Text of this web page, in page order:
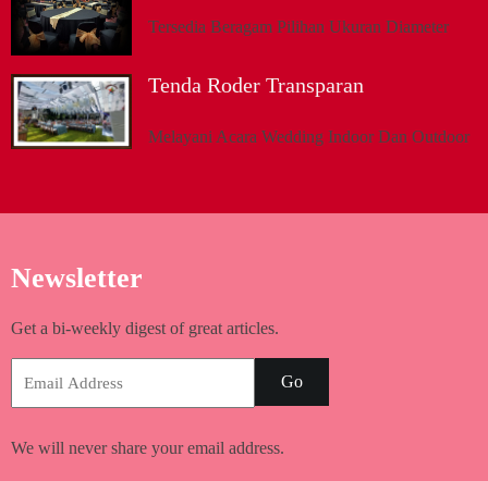
Tersedia Beragam Pilihan Ukuran Diameter
Tenda Roder Transparan
Melayani Acara Wedding Indoor Dan Outdoor
Newsletter
Get a bi-weekly digest of great articles.
Go
We will never share your email address.